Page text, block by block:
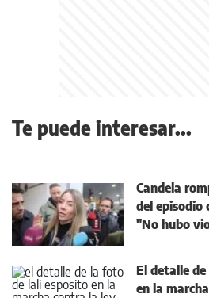
Te puede interesar...
Candela
del episodio
"No hubo
El detalle
en la